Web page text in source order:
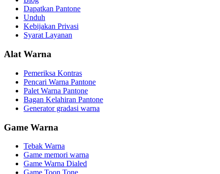
Dapatkan Pantone
Unduh
Kebijakan Privasi
Syarat Layanan
Alat Warna
Pemeriksa Kontras
Pencari Warna Pantone
Palet Warna Pantone
Bagan Kelahiran Pantone
Generator gradasi warna
Game Warna
Tebak Warna
Game memori warna
Game Warna Dialed